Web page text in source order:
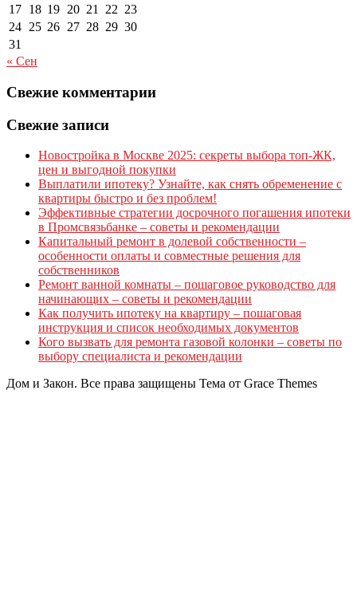
17 18 19 20 21 22 23
24 25 26 27 28 29 30
31
« Сен
Свежие комментарии
Свежие записи
Новостройка в Москве 2025: секреты выбора топ-ЖК,
цен и выгодной покупки
Выплатили ипотеку? Узнайте, как снять обременение с
квартиры быстро и без проблем!
Эффективные стратегии досрочного погашения ипотеки
в Промсвязьбанке – советы и рекомендации
Капитальный ремонт в долевой собственности –
особенности оплаты и совместные решения для
собственников
Ремонт ванной комнаты – пошаговое руководство для
начинающих – советы и рекомендации
Как получить ипотеку на квартиру – пошаговая
инструкция и список необходимых документов
Кого вызвать для ремонта газовой колонки – советы по
выбору специалиста и рекомендации
Дом и Закон. Все права защищены Тема от Grace Themes